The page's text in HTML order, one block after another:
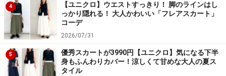
楽天市場で人気のレディースファッションをチェ
ック！
4
【ユニクロ】ウエストすっきり！ 脚のラインはし
っかり隠れる！ 大人かわいい「フレアスカート」
コーデ
2026/07/31
5
優秀スカートが3990円【ユニクロ】気になる下半
身もふんわりカバー！涼しくて甘めな大人の夏ス
タイル